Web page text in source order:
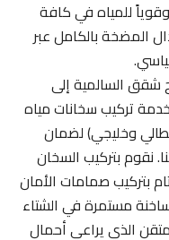
للمياه في كافة
المضخة بالكامل عبر
السالمية إلى
تركيب سخانات مياه
وخليجي) لضمان
بتركيب السخان
بتركيب صمامات الأمان
مستمرة في الشتاء
الذي يراعي أحمال